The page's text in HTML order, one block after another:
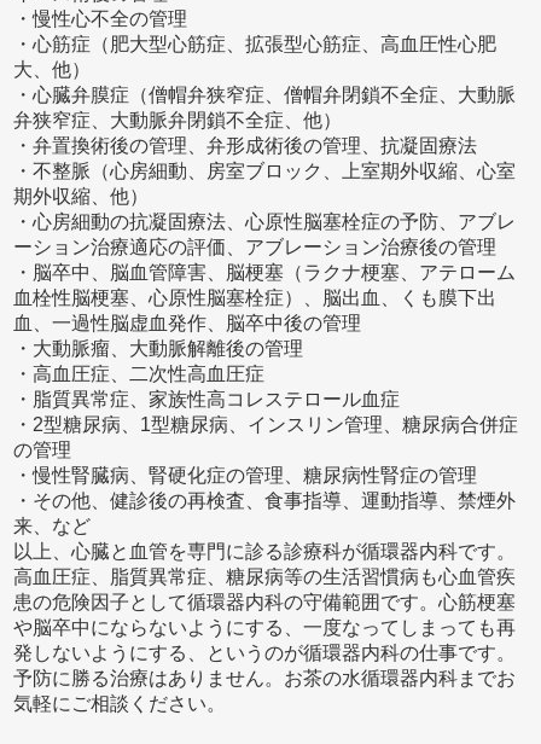
・慢性心不全の管理
・心筋症（肥大型心筋症、拡張型心筋症、高血圧性心肥
大、他）
・心臓弁膜症（僧帽弁狭窄症、僧帽弁閉鎖不全症、大動脈
弁狭窄症、大動脈弁閉鎖不全症、他）
・弁置換術後の管理、弁形成術後の管理、抗凝固療法
・不整脈（心房細動、房室ブロック、上室期外収縮、心室
期外収縮、他）
・心房細動の抗凝固療法、心原性脳塞栓症の予防、アブレ
ーション治療適応の評価、アブレーション治療後の管理
・脳卒中、脳血管障害、脳梗塞（ラクナ梗塞、アテローム
血栓性脳梗塞、心原性脳塞栓症）、脳出血、くも膜下出
血、一過性脳虚血発作、脳卒中後の管理
・大動脈瘤、大動脈解離後の管理
・高血圧症、二次性高血圧症
・脂質異常症、家族性高コレステロール血症
・2型糖尿病、1型糖尿病、インスリン管理、糖尿病合併症
の管理
・慢性腎臓病、腎硬化症の管理、糖尿病性腎症の管理
・その他、健診後の再検査、食事指導、運動指導、禁煙外
来、など
以上、心臓と血管を専門に診る診療科が循環器内科です。
高血圧症、脂質異常症、糖尿病等の生活習慣病も心血管疾
患の危険因子として循環器内科の守備範囲です。心筋梗塞
や脳卒中にならないようにする、一度なってしまっても再
発しないようにする、というのが循環器内科の仕事です。
予防に勝る治療はありません。お茶の水循環器内科までお
気軽にご相談ください。